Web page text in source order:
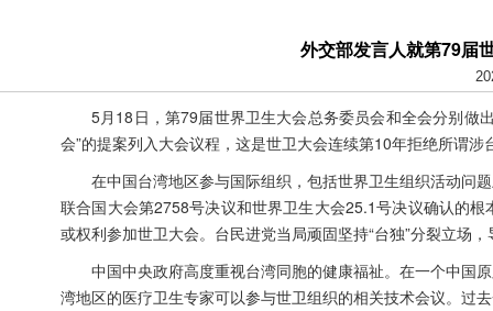
外交部发言人就第79届
5月18日，第79届世界卫生大会总务委员会和全会分别做
会”的提案列入大会议程，这是世卫大会连续第10年拒绝所谓涉
在中国台湾地区参与国际组织，包括世界卫生组织活动问
联合国大会第2758号决议和世界卫生大会25.1号决议确认的
或权利参加世卫大会。台民进党当局顽固坚持“台独”分裂立场
中国中央政府高度重视台湾同胞的健康福祉。在一个中国
湾地区的医疗卫生专家可以参与世卫组织的相关技术会议。过